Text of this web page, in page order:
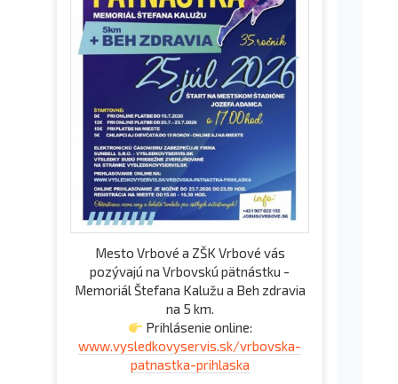
Mesto Vrbové a ZŠK Vrbové vás
pozývajú na Vrbovskú pätnástku -
Memoriál Štefana Kalužu a Beh zdravia
na 5 km.
Prihlásenie online:
www.vysledkovyservis.sk/vrbovska-
patnastka-prihlaska